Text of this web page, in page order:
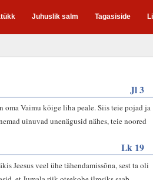
Juhuslik salm Tagasiside
Jl 3
oma Vaimu kõige liha peale. Siis teie pojad ja
uinuvad unenägusid nähes, teie noored
Lk 19
Jeesus veel ühe tähendamissõna, sest ta oli